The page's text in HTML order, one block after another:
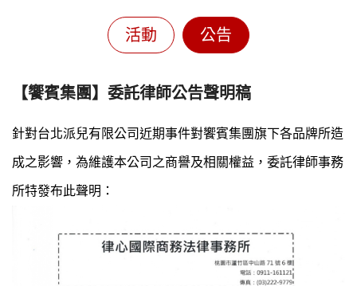
活動 公告
【饗賓集團】委託律師公告聲明稿
針對台北派兒有限公司近期事件對饗賓集團旗下各品牌所造
成之影響，為維護本公司之商譽及相關權益，委託律師事務
所特發布此聲明：